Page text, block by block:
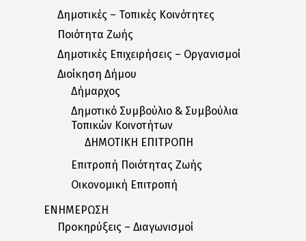
Δημοτικές – Τοπικές Κοινότητες
Ποιότητα Ζωής
Δημοτικές Επιχειρήσεις – Οργανισμοί
Διοίκηση Δήμου
Δήμαρχος
Δημοτικό Συμβούλιο & Συμβούλια
Τοπικών Κοινοτήτων
ΔΗΜΟΤΙΚΗ ΕΠΙΤΡΟΠΗ
Επιτροπή Ποιότητας Ζωής
Οικονομική Επιτροπή
ΕΝΗΜΕΡΩΣΗ
Προκηρύξεις – Διαγωνισμοί